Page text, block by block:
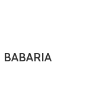
BABARIA